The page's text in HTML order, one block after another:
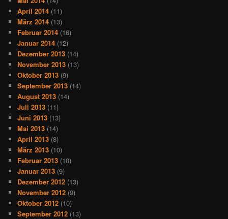
April 2014 (11)
März 2014 (13)
Februar 2014 (16)
Januar 2014 (12)
Dezember 2013 (14)
November 2013 (13)
Oktober 2013 (9)
September 2013 (14)
August 2013 (14)
Juli 2013 (11)
Juni 2013 (13)
Mai 2013 (14)
April 2013 (8)
März 2013 (10)
Februar 2013 (10)
Januar 2013 (9)
Dezember 2012 (13)
November 2012 (9)
Oktober 2012 (10)
September 2012 (13)